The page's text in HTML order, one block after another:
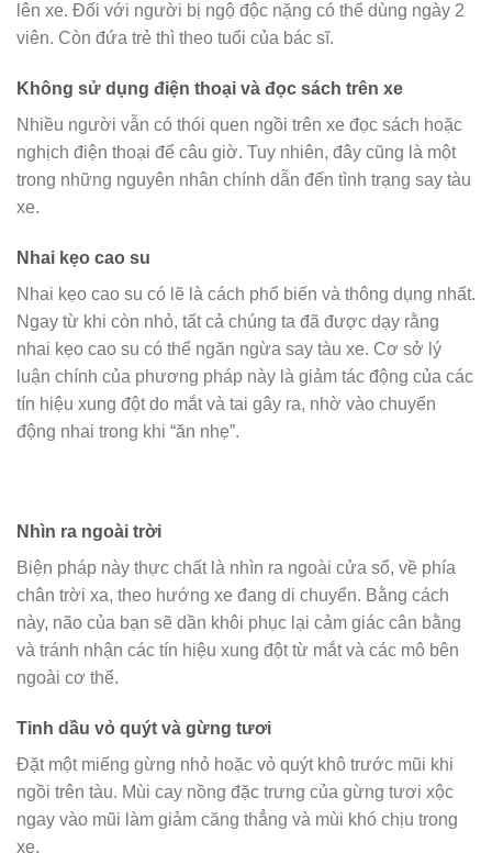
lên xe. Đối với người bị ngộ độc nặng có thể dùng ngày 2
viên. Còn đứa trẻ thì theo tuổi của bác sĩ.
Không sử dụng điện thoại và đọc sách trên xe
Nhiều người vẫn có thói quen ngồi trên xe đọc sách hoặc
nghịch điện thoại để câu giờ. Tuy nhiên, đây cũng là một
trong những nguyên nhân chính dẫn đến tình trạng say tàu
xe.
Nhai kẹo cao su
Nhai kẹo cao su có lẽ là cách phổ biến và thông dụng nhất.
Ngay từ khi còn nhỏ, tất cả chúng ta đã được dạy rằng
nhai kẹo cao su có thể ngăn ngừa say tàu xe. Cơ sở lý
luận chính của phương pháp này là giảm tác động của các
tín hiệu xung đột do mắt và tai gây ra, nhờ vào chuyển
động nhai trong khi “ăn nhẹ”.
Nhìn ra ngoài trời
Biện pháp này thực chất là nhìn ra ngoài cửa sổ, về phía
chân trời xa, theo hướng xe đang di chuyển. Bằng cách
này, não của bạn sẽ dần khôi phục lại cảm giác cân bằng
và tránh nhận các tín hiệu xung đột từ mắt và các mô bên
ngoài cơ thể.
Tinh dầu vỏ quýt và gừng tươi
Đặt một miếng gừng nhỏ hoặc vỏ quýt khô trước mũi khi
ngồi trên tàu. Mùi cay nồng đặc trưng của gừng tươi xộc
ngay vào mũi làm giảm căng thẳng và mùi khó chịu trong
xe.